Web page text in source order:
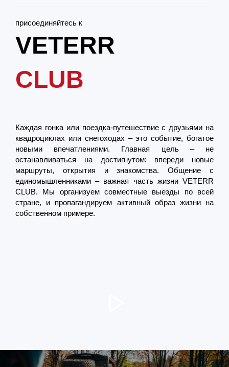
присоединяйтесь к
VETERR
CLUB
Каждая гонка или поездка-путешествие с друзьями на
квадроциклах или снегоходах – это событие, богатое
новыми впечатлениями. Главная цель – не
останавливаться на достигнутом: впереди новые
маршруты, открытия и знакомства. Общение с
единомышленниками – важная часть жизни VETERR
CLUB. Мы организуем совместные выезды по всей
стране, и пропагандируем активный образ жизни на
собственном примере.